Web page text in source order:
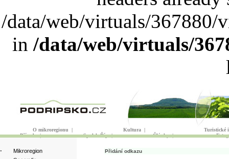
/data/web/virtuals/
in /data/web/virtuals/
O mikroregionu | Kultura |
Turistické
Příroda| Spolek Říp| Články|
· Mikroregion Přidání odkazu